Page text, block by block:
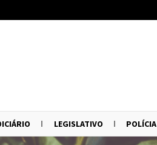
LEGISLATIVO POLÍCIA